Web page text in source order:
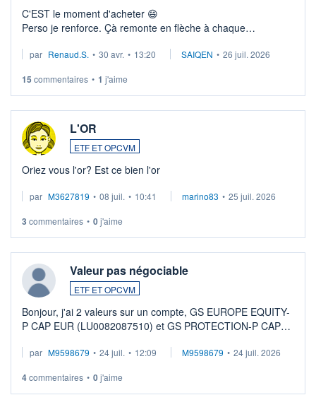
C'EST le moment d'acheter 😄​
Perso je renforce. Çà remonte en flèche à chaque
Investissement long terme tip top pour sa retraite.
par Renaud.S. • 30 avr. • 13:20 SAIQEN • 26 juil. 2026
15 commentaires • 1 j'aime
L'OR
ETF ET OPCVM
Oriez vous l'or? Est ce bien l'or
par M3627819 • 08 juil. • 10:41 marino83 • 25 juil. 2026
3 commentaires • 0j'aime
Valeur pas négociable
ETF ET OPCVM
Bonjour, j'ai 2 valeurs sur un compte, GS EUROPE EQUITY-
P CAP EUR (LU0082087510) et GS PROTECTION-P CAP
veux procéder à la vente, on me signale ...
par M9598679 • 24 juil. • 12:09 M9598679 • 24 juil. 2026
4commentaires • 0j'aime